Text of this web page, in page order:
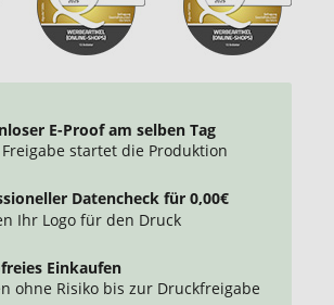
E-Proof am selben Tag
startet die Produktion
Datencheck für 0,00€
Ihr Logo für den Druck
Einkaufen
ohne Risiko bis zur Druckfreigabe